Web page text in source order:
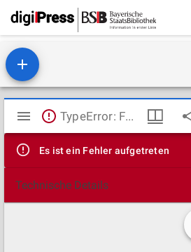
Mirador
Viewer
TypeError: Failed to fetch
Es ist ein Fehler aufgetreten
Technische Details